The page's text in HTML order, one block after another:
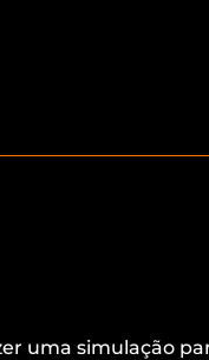
uma simulação